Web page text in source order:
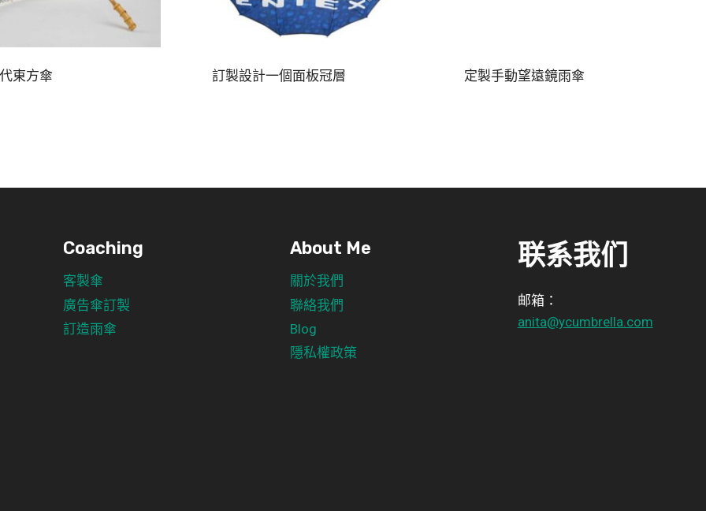
東方傘 訂製設計一個面板冠層 定製手動望遠鏡雨傘
Coaching
客製傘
廣告傘訂製
訂造雨傘
About Me
關於我們
聯絡我們
Blog
隱私權政策
联系我们
邮箱：
anita@ycumbrella.com